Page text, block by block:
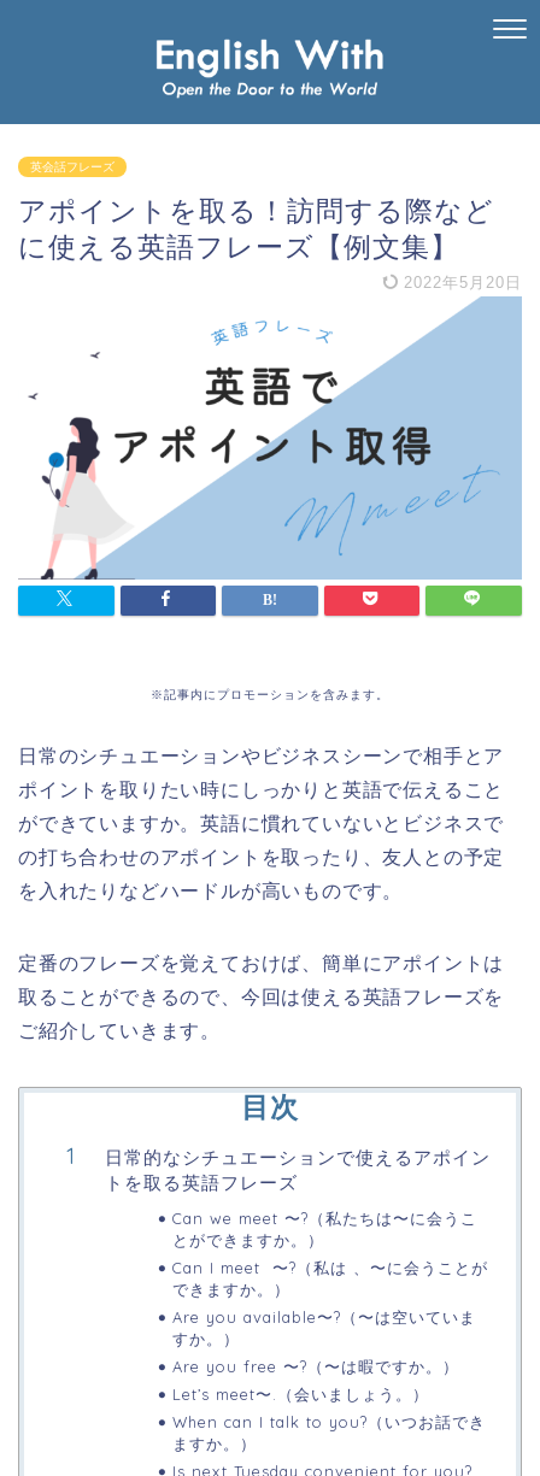
英会話フレーズ
アポイントを取る！訪問する際など
に使える英語フレーズ【例文集】
2022年5月20日
※記事内にプロモーションを含みます。
日常のシチュエーションやビジネスシーンで相手とア
ポイントを取りたい時にしっかりと英語で伝えること
ができていますか。英語に慣れていないとビジネスで
の打ち合わせのアポイントを取ったり、友人との予定
を入れたりなどハードルが高いものです。
定番のフレーズを覚えておけば、簡単にアポイントは
取ることができるので、今回は使える英語フレーズを
ご紹介していきます。
目次
日常的なシチュエーションで使えるアポイン
トを取る英語フレーズ
Can we meet 〜?（私たちは〜に会うこ
とができますか。）
Can I meet 〜?（私は 、〜に会うことが
できますか。）
Are you available〜?（〜は空いていま
すか。）
Are you free 〜?（〜は暇ですか。）
Let’s meet〜.（会いましょう。）
When can I talk to you?（いつお話でき
ますか。）
Is next Tuesday convenient for you?